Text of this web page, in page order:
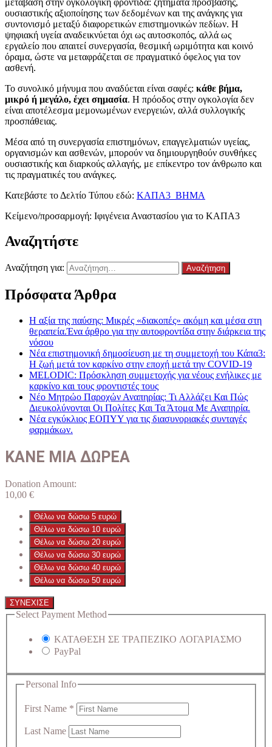
ουσιαστικής αξιοποίησης των δεδομένων και της ανάγκης για
συντονισμό μεταξύ διαφορετικών επιστημονικών πεδίων. Η
ψηφιακή υγεία αναδεικνύεται όχι ως αυτοσκοπός, αλλά ως
εργαλείο που απαιτεί συνεργασία, θεσμική ωριμότητα και κοινό
όραμα, ώστε να μεταφράζεται σε πραγματικό όφελος για τον
ασθενή.
Το συνολικό μήνυμα που αναδύεται είναι σαφές: κάθε βήμα,
μικρό ή μεγάλο, έχει σημασία. Η πρόοδος στην ογκολογία δεν
είναι αποτέλεσμα μεμονωμένων ενεργειών, αλλά συλλογικής
προσπάθειας.
Μέσα από τη συνεργασία επιστημόνων, επαγγελματιών υγείας,
οργανισμών και ασθενών, μπορούν να δημιουργηθούν συνθήκες
ουσιαστικής και διαρκούς αλλαγής, με επίκεντρο τον άνθρωπο και
τις πραγματικές του ανάγκες.
Κατεβάστε το Δελτίο Τύπου εδώ: ΚΑΠΑ3_ΒΗΜΑ
Κείμενο/προσαρμογή: Ιφιγένεια Αναστασίου για το ΚΑΠΑ3
Αναζητήστε
Αναζήτηση για:
Πρόσφατα Άρθρα
Η αξία της παύσης: Μικρές «διακοπές» ακόμη και μέσα στη
θεραπεία.Ένα άρθρο για την αυτοφροντίδα στην διάρκεια της
νόσου
Νέα επιστημονική δημοσίευση με τη συμμετοχή του Κάπα3:
Η ζωή μετά τον καρκίνο στην εποχή μετά την COVID-19
MELODIC: Πρόσκληση συμμετοχής για νέους ενήλικες με
καρκίνο και τους φροντιστές τους
Νέο Μητρώο Παροχών Αναπηρίας: Τι Αλλάζει Και Πώς
Διευκολύνονται Οι Πολίτες Και Τα Άτομα Με Αναπηρία.
Νέα εγκύκλιος ΕΟΠΥΥ για τις διασυνοριακές συνταγές
φαρμάκων.
ΚΑΝΕ ΜΙΑ ΔΩΡΕΑ
Donation Amount:
10,00 €
Θέλω να δώσω 5 ευρώ
Θέλω να δώσω 10 ευρώ
Θέλω να δώσω 20 ευρώ
Θέλω να δώσω 30 ευρώ
Θέλω να δώσω 40 ευρώ
Θέλω να δώσω 50 ευρώ
ΣΥΝΕΧΙΣΕ
Select Payment Method
ΚΑΤΑΘΕΣΗ ΣΕ ΤΡΑΠΕΖΙΚΟ ΛΟΓΑΡΙΑΣΜΟ
PayPal
Personal Info
First Name *
Last Name